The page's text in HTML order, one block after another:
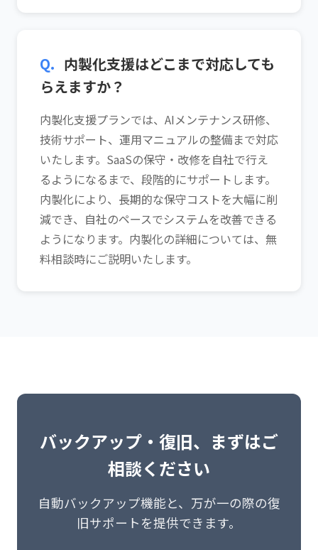
Q. 内製化支援はどこまで対応しても
らえますか？
内製化支援プランでは、AIメンテナンス研修、
技術サポート、運用マニュアルの整備まで対応
いたします。SaaSの保守・改修を自社で行え
るようになるまで、段階的にサポートします。
内製化により、長期的な保守コストを大幅に削
減でき、自社のペースでシステムを改善できる
ようになります。内製化の詳細については、無
料相談時にご説明いたします。
バックアップ・復旧、まずはご
相談ください
自動バックアップ機能と、万が一の際の復
旧サポートを提供できます。